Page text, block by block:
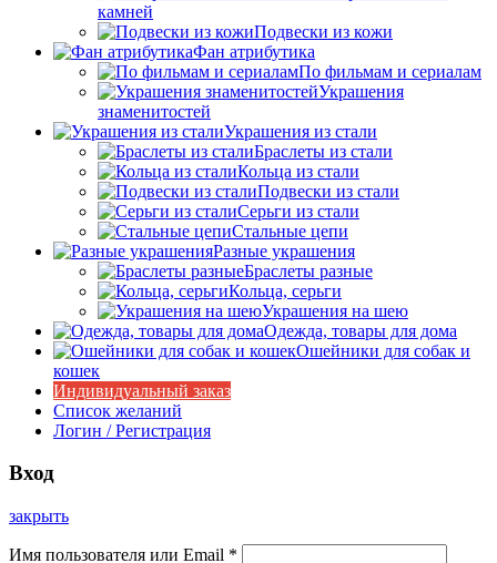
камней
Подвески из кожи
Фан атрибутика
По фильмам и сериалам
Украшения
знаменитостей
Украшения из стали
Браслеты из стали
Кольца из стали
Подвески из стали
Серьги из стали
Стальные цепи
Разные украшения
Браслеты разные
Кольца, серьги
Украшения на шею
Одежда, товары для дома
Ошейники для собак и
кошек
Индивидуальный заказ
Список желаний
Логин / Регистрация
Вход
закрыть
Имя пользователя или Email *